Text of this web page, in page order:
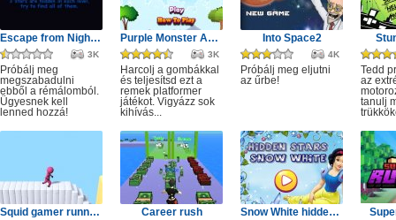
Escape from Nightmare
3K
Próbálj meg
megszabadulni
ebből a rémálomból.
Ügyesnek kell
lenned hozzá!
Purple Monster Adventure
3K
Harcolj a gombákkal
és teljesítsd ezt a
remek platformer
játékot. Vigyázz sok
kihívás...
Into Space2
4K
Próbálj meg eljutni
az űrbe!
Tedd
az
tanulj
Squid gamer runner obstacle Career rush Snow White hidden stars